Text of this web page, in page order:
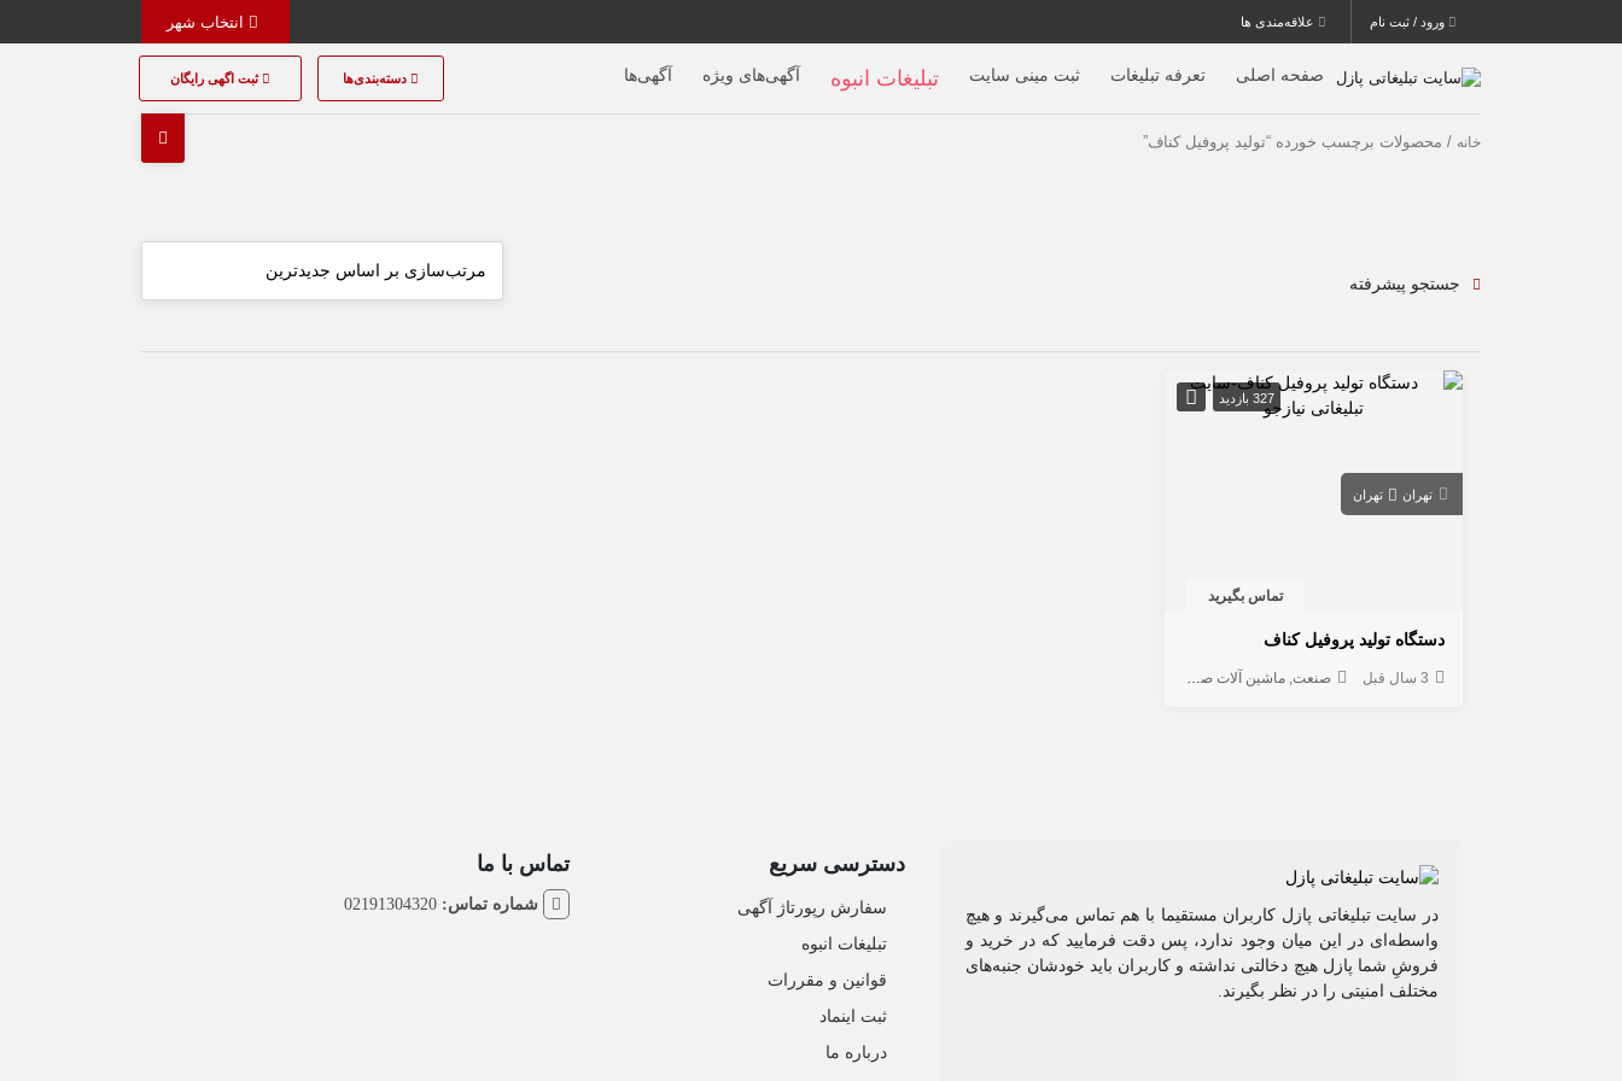
ورود / ثبت نام علاقه‌مندی ها
صفحه اصلی تعرفه تبلیغات ثبت مینی سایت تبلیغات انبوه آگهی‌های ویژه آگهی‌ها دسته‌بندی‌ها ثبت اگهی رایگان
خانه / محصولات برچسب خورده “تولید پروفیل کناف”
جستجو پیشرفته
327 بازدید
تهران تهران
تماس بگیرید
دستگاه تولید پروفیل کناف
3 سال قبل صنعت ماشین آلات صنعتی
در سایت تبلیغاتی پازل کاربران مستقیما با هم تماس می‌گیرند و هیچ
واسطه‌ای در این میان وجود ندارد، پس دقت فرمایید که در خرید و
فروشِ شما پازل هیچ دخالتی نداشته و کاربران باید خودشان جنبه‌های
مختلف امنیتی را در نظر بگیرند.
دسترسی سریع
سفارش رپورتاژ آگهی
تبلیغات انبوه
قوانین و مقررات
ثبت اینماد
درباره ما
تماس با ما
شماره تماس: 02191304320